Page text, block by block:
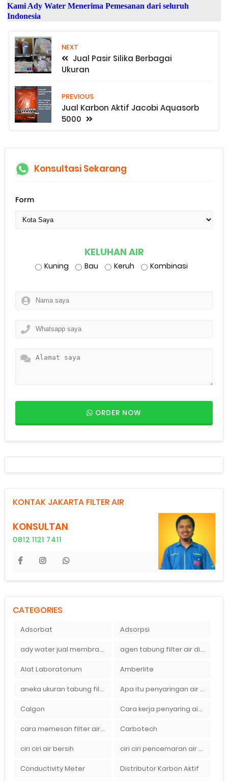
Kami Ady Water Menerima Pemesanan dari seluruh
Indonesia
NEXT
Jual Pasir Silika Berbagai
Ukuran
PREVIOUS
Jual Karbon Aktif Jacobi Aquasorb
5000
Konsultasi Sekarang
Form
KELUHAN AIR
Kuning Bau Keruh Kombinasi
ORDER NOW
KONTAK JAKARTA FILTER AIR
KONSULTAN
0812 1121 7411
CATEGORIES
Adsorbat Adsorpsi
ady water jual membran ro 2000 gpd harganya sangat murah agen tabung filter air di bandung
Alat Laboratorium Amberlite
aneka ukuran tabung filter air Apa itu penyaringan air secara umum
Calgon Cara kerja penyaring air Ady Water dengan tabung FRP berisikan lapisan media filter air
cara memesan filter air Ady Wate Carbotech
ciri ciri air bersih ciri ciri pencemaran air sumur bor di rumah
Conductivity Meter Distributor Karbon Aktif